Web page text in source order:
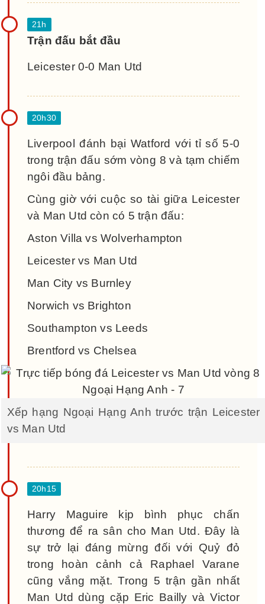
Trận đấu bắt đầu
Leicester 0-0 Man Utd
Liverpool đánh bại Watford với tỉ số 5-0
trong trận đấu sớm vòng 8 và tạm chiếm
ngôi đầu bảng.
Cùng giờ với cuộc so tài giữa Leicester
và Man Utd còn có 5 trận đấu:
Aston Villa vs Wolverhampton
Leicester vs Man Utd
Man City vs Burnley
Norwich vs Brighton
Southampton vs Leeds
Brentford vs Chelsea
Xếp hạng Ngoại Hạng Anh trước trận Leicester
vs Man Utd
Harry Maguire kịp bình phục chấn
thương để ra sân cho Man Utd. Đây là
sự trở lại đáng mừng đối với Quỷ đỏ
trong hoàn cảnh cả Raphael Varane
cũng vắng mặt. Trong 5 trận gần nhất
Man Utd dùng cặp Eric Bailly và Victor